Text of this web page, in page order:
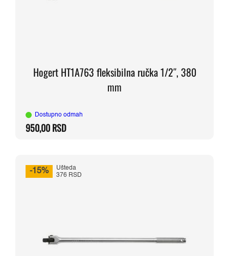
Hogert HT1A763 fleksibilna ručka 1/2″, 380
mm
Dostupno odmah
950,00RSD
-15%
Ušteda
376 RSD